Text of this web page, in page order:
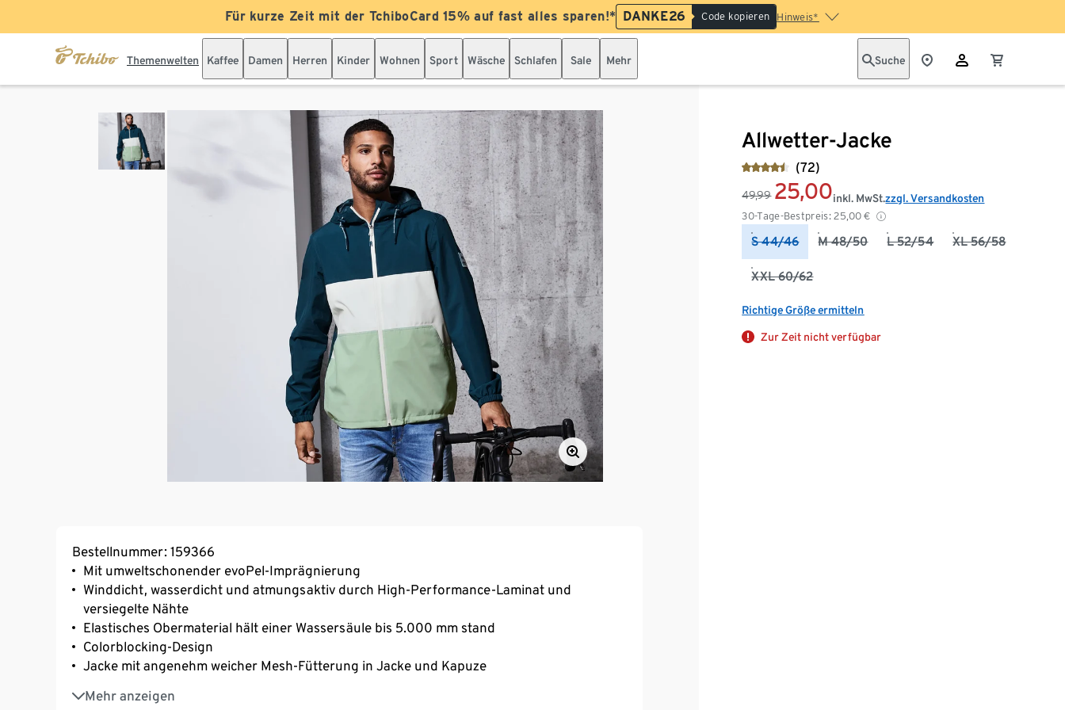
Für kurze Zeit mit der TchiboCard 15% auf fast alles sparen!* DANKE26 Code kopieren Hinweis*
Themenwelten Kaffee Damen Herren Kinder Wohnen Sport Wäsche Schlafen Sale Mehr Suche
Allwetter-Jacke
(72)
49,99 25,00
30-Tage-Bestpreis: 25,00 €
inkl. MwSt.zzgl. Versandkosten
S 44/46 M 48/50 L 52/54 XL 56/58
XXL 60/62
Richtige Größe ermitteln
Zur Zeit nicht verfügbar
Bestellnummer: 159366
Mit umweltschonender evoPel-Imprägnierung
Winddicht, wasserdicht und atmungsaktiv durch High-Performance-Laminat und
versiegelte Nähte
Elastisches Obermaterial hält einer Wassersäule bis 5.000 mm stand
Colorblocking-Design
Jacke mit angenehm weicher Mesh-Fütterung in Jacke und Kapuze
Mehr anzeigen
Kängurutasche auf der Vorderseite
Versiegelter Reißverschluss